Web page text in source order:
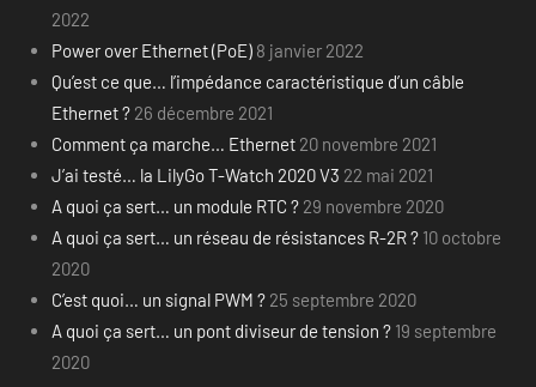
2022
Power over Ethernet (PoE) 8 janvier 2022
Qu’est ce que… l’impédance caractéristique d’un câble
Ethernet ? 26 décembre 2021
Comment ça marche… Ethernet 20 novembre 2021
J’ai testé… la LilyGo T-Watch 2020 V3 22 mai 2021
A quoi ça sert… un module RTC ? 29 novembre 2020
A quoi ça sert… un réseau de résistances R-2R ? 10 octobre
2020
C’est quoi… un signal PWM ? 25 septembre 2020
A quoi ça sert… un pont diviseur de tension ? 19 septembre
2020